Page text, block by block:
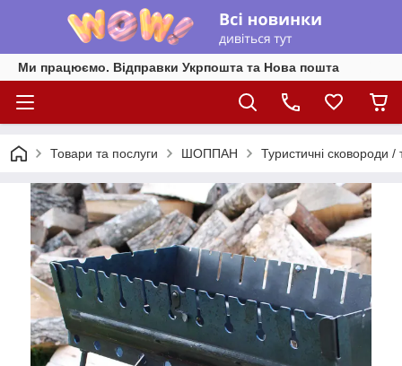
Ми працюємо. Відправки Укрпошта та Нова пошта
Товари та послуги ШОППАН Туристичні сковороди /